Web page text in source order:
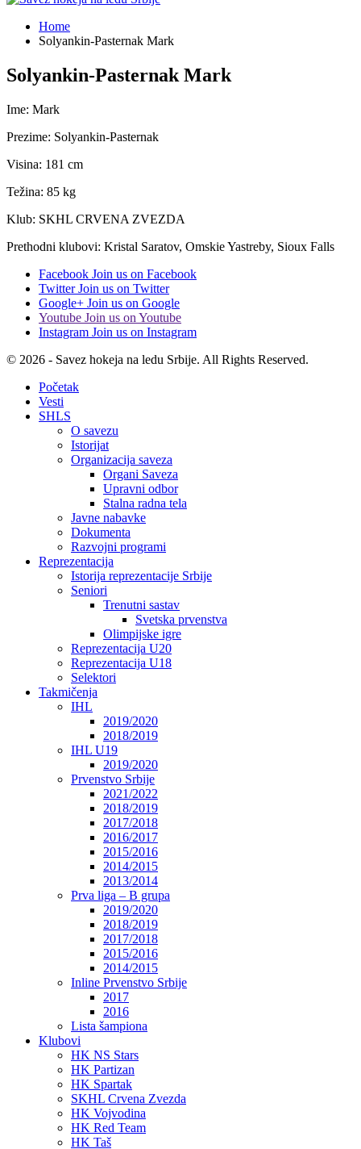
Home
Solyankin-Pasternak Mark
Solyankin-Pasternak Mark
Ime: Mark
Prezime: Solyankin-Pasternak
Visina: 181 cm
Težina: 85 kg
Klub: SKHL CRVENA ZVEZDA
Prethodni klubovi: Kristal Saratov, Omskie Yastreby, Sioux Falls
Facebook Join us on Facebook
Twitter Join us on Twitter
Google+ Join us on Google
Youtube Join us on Youtube
Instagram Join us on Instagram
© 2026 - Savez hokeja na ledu Srbije. All Rights Reserved.
Početak
Vesti
SHLS
O savezu
Istorijat
Organizacija saveza
Organi Saveza
Upravni odbor
Stalna radna tela
Javne nabavke
Dokumenta
Razvojni programi
Reprezentacija
Istorija reprezentacije Srbije
Seniori
Trenutni sastav
Svetska prvenstva
Olimpijske igre
Reprezentacija U20
Reprezentacija U18
Selektori
Takmičenja
IHL
2019/2020
2018/2019
IHL U19
2019/2020
Prvenstvo Srbije
2021/2022
2018/2019
2017/2018
2016/2017
2015/2016
2014/2015
2013/2014
Prva liga – B grupa
2019/2020
2018/2019
2017/2018
2015/2016
2014/2015
Inline Prvenstvo Srbije
2017
2016
Lista šampiona
Klubovi
HK NS Stars
HK Partizan
HK Spartak
SKHL Crvena Zvezda
HK Vojvodina
HK Red Team
HK Taš